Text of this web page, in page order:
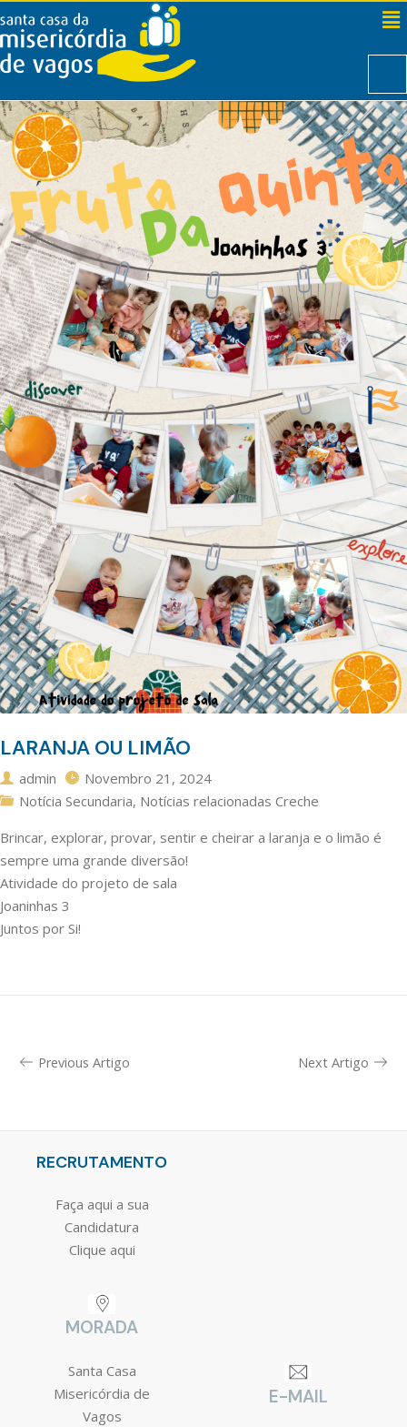
LARANJA OU LIMÃO
admin
Novembro 21, 2024
Notícia Secundaria, Notícias relacionadas Creche
Brincar, explorar, provar, sentir e cheirar a laranja e o limão é
sempre uma grande diversão!
Atividade do projeto de sala
Joaninhas 3
Juntos por Si!
Previous Artigo Next Artigo
RECRUTAMENTO
Faça aqui a sua
Candidatura
Clique aqui
MORADA
Santa Casa
Misericórdia de
Vagos
E-MAIL